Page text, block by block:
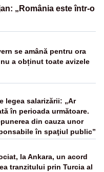
„România este într-o
se amână pentru ora
a obținut toate avizele
legea salarizării: „Ar
în perioada următoare.
din cauza unor
în spaţiul public”
la Ankara, un acord
tranzitului prin Turcia al